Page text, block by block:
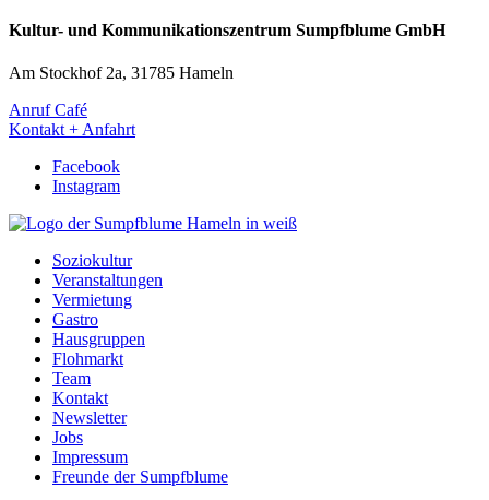
Kultur- und Kommunikationszentrum Sumpfblume GmbH
Am Stockhof 2a, 31785 Hameln
Anruf Café
Kontakt + Anfahrt
Facebook
Instagram
Soziokultur
Veranstaltungen
Vermietung
Gastro
Hausgruppen
Flohmarkt
Team
Kontakt
Newsletter
Jobs
Impressum
Freunde der Sumpfblume